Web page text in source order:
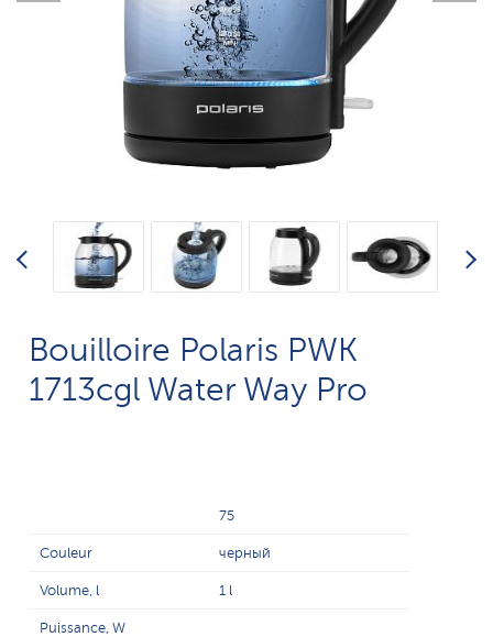
Bouilloire Polaris PWK
1713cgl Water Way Pro
75
Couleur черный
Volume, l 1 l
Puissance, W